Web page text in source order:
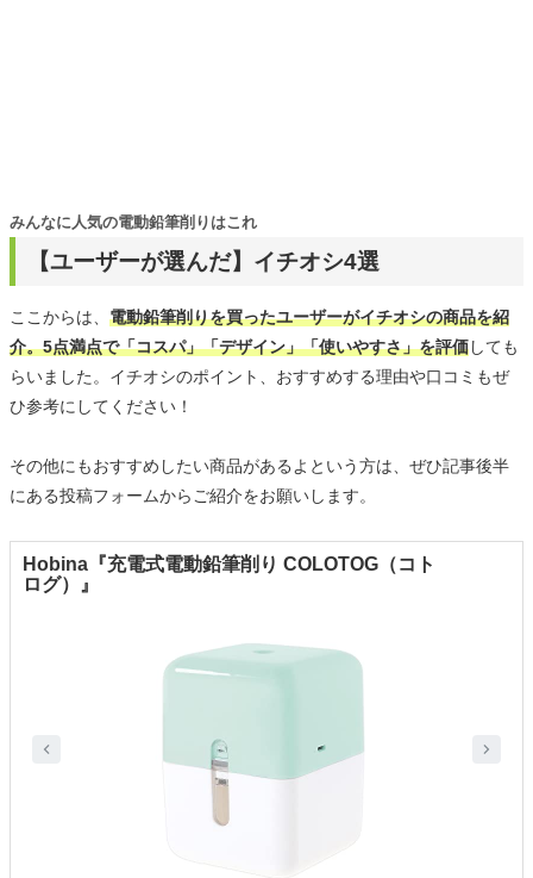
【ユーザーが選んだ】イチオシ4選
みんなに人気の電動鉛筆削りはこれ
ここからは、 電動鉛筆削りを買ったユーザーがイチオシの商品を紹
介。5点満点で「コスパ」「デザイン」「使いやすさ」を評価しても
らいました。イチオシのポイント、おすすめする理由や口コミもぜ
ひ参考にしてください！
その他にもおすすめしたい商品があるよという方は、ぜひ記事後半
にある投稿フォームからご紹介をお願いします。
Hobina『充電式電動鉛筆削り COLOTOG（コト
ログ）』